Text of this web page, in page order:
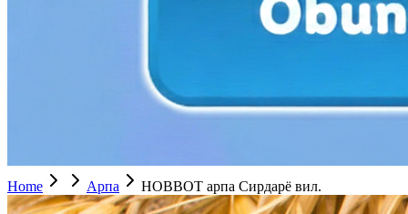
Home Арпа НОВВОТ арпа Сирдарё вил.